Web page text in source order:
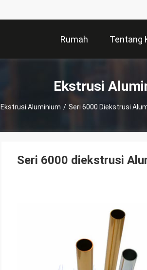
Rumah Tentang
Ekstrusi
Ekstrusi Aluminium / Seri 6000 Diekstrusi
Seri 6000 diekstrusi